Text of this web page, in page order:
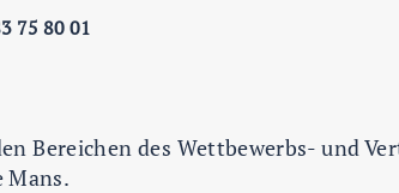
75 80 01
Bereichen des Wettbewerbs- und
Mans.